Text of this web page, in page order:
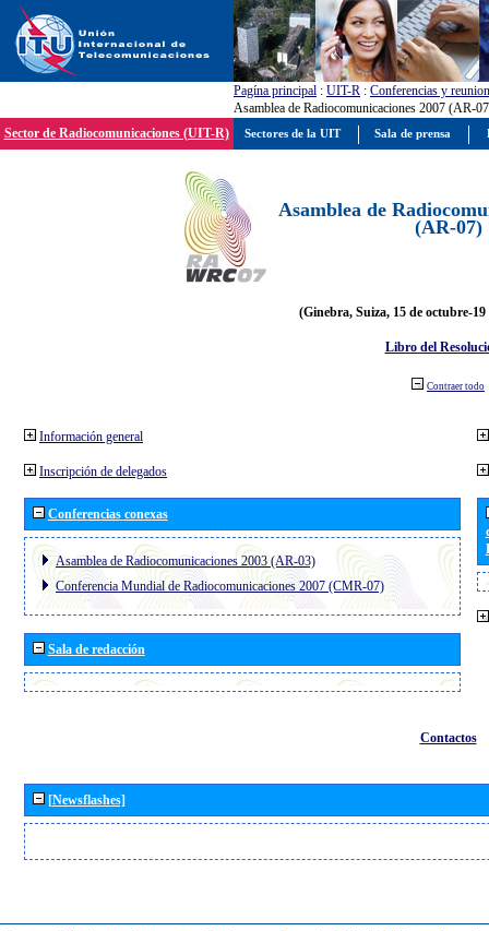
Pagína principal : UIT-R : Conferencias y
Asamblea de Radiocomunicaciones 2007 (AR-
Sector de Radiocomunicaciones (UIT-R)
Asamblea de
(AR-07)
(Ginebra, Suiza, 15 de octubre-19
Libro del
Contraer todo
Información general
Inscripción de delegados
Conferencias conexas
Asamblea de Radiocomunicaciones 2003 (AR-03)
Conferencia Mundial de Radiocomunicaciones 2007 (CMR-07)
Sala de redacción
Contactos
[Newsflashes]
Sectores de la UIT Sala de prensa